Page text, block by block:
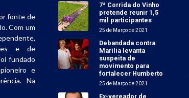
fonte de
Com um
e de
fundado
e
Na
7ª Corrida do Vinho
pretende reunir 1,5
mil participantes
25 de Março de 2021
Debandada contra
Marília levanta
suspeita de
movimento para
fortalecer Humberto
25 de Março de 2021
Ex-vereador de